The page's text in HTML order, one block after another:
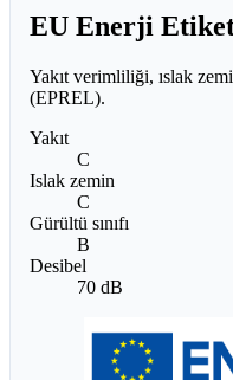
EU Enerji
Yakıt verimliliği, ıslak
(EPREL).
Yakıt
C
Islak zemin
C
Gürültü sınıfı
B
Desibel
70 dB